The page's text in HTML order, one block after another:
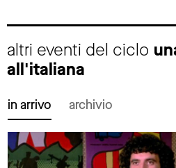
altri eventi del ciclo
all'italiana
in arrivo archivio